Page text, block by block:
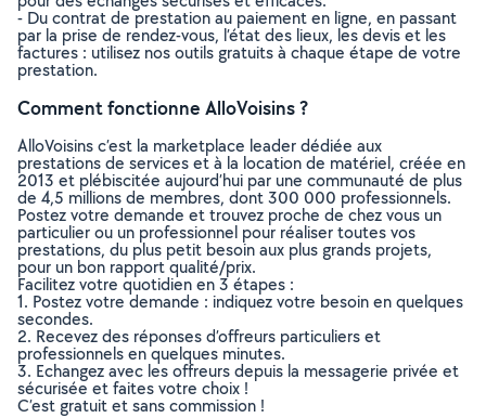
- Du contrat de prestation au paiement en ligne, en passant
par la prise de rendez-vous, l’état des lieux, les devis et les
factures : utilisez nos outils gratuits à chaque étape de votre
prestation.
Comment fonctionne AlloVoisins ?
AlloVoisins c’est la marketplace leader dédiée aux
prestations de services et à la location de matériel, créée en
2013 et plébiscitée aujourd’hui par une communauté de plus
de 4,5 millions de membres, dont 300 000 professionnels.
Postez votre demande et trouvez proche de chez vous un
particulier ou un professionnel pour réaliser toutes vos
prestations, du plus petit besoin aux plus grands projets,
pour un bon rapport qualité/prix.
Facilitez votre quotidien en 3 étapes :
1. Postez votre demande : indiquez votre besoin en quelques
secondes.
2. Recevez des réponses d’offreurs particuliers et
professionnels en quelques minutes.
3. Echangez avec les offreurs depuis la messagerie privée et
sécurisée et faites votre choix !
C’est gratuit et sans commission !